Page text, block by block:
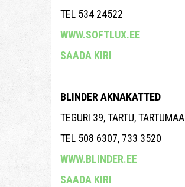
TEL 534 24522
WWW.SOFTLUX.EE
SAADA KIRI
BLINDER AKNAKATTED
TEGURI 39, TARTU, TARTUMAA
TEL 508 6307, 733 3520
WWW.BLINDER.EE
SAADA KIRI